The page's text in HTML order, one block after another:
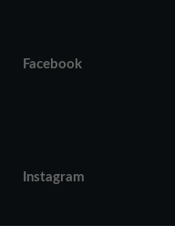
Facebook
Instagram